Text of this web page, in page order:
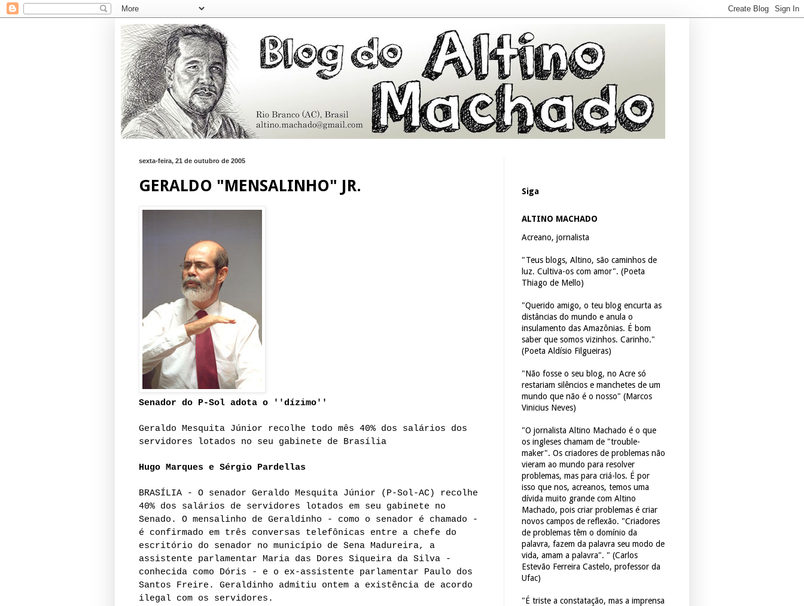
sexta-feira, 21 de outubro de 2005
GERALDO "MENSALINHO" JR.
Senador do P-Sol adota o ''dízimo''
Geraldo Mesquita Júnior recolhe todo mês 40% dos salários dos
servidores lotados no seu gabinete de Brasília
Hugo Marques e Sérgio Pardellas
BRASÍLIA - O senador Geraldo Mesquita Júnior (P-Sol-AC) recolhe
40% dos salários de servidores lotados em seu gabinete no
Senado. O mensalinho de Geraldinho - como o senador é chamado -
é confirmado em três conversas telefônicas entre a chefe do
escritório do senador no município de Sena Madureira, a
assistente parlamentar Maria das Dores Siqueira da Silva -
conhecida como Dóris - e o ex-assistente parlamentar Paulo dos
Santos Freire. Geraldinho admitiu ontem a existência de acordo
ilegal com os servidores.
Siga
ALTINO MACHADO
Acreano, jornalista
"Teus blogs, Altino, são caminhos de
luz. Cultiva-os com amor". (Poeta
Thiago de Mello)
"Querido amigo, o teu blog encurta as
distâncias do mundo e anula o
insulamento das Amazônias. É bom
saber que somos vizinhos. Carinho."
(Poeta Aldísio Filgueiras)
"Não fosse o seu blog, no Acre só
restariam silêncios e manchetes de um
mundo que não é o nosso" (Marcos
Vinicius Neves)
"O jornalista Altino Machado é o que
os ingleses chamam de "trouble-
maker". Os criadores de problemas não
vieram ao mundo para resolver
problemas, mas para criá-los. É por
isso que nos, acreanos, temos uma
dívida muito grande com Altino
Machado, pois criar problemas é criar
novos campos de reflexão. "Criadores
de problemas têm o domínio da
palavra, fazem da palavra seu modo de
vida, amam a palavra". " (Carlos
Estevão Ferreira Castelo, professor da
Ufac)
"É triste a constatação, mas a imprensa